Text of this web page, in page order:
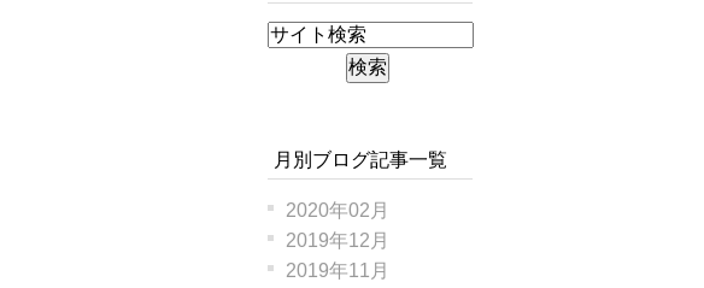
月別ブログ記事一覧
2020年02月
2019年12月
2019年11月